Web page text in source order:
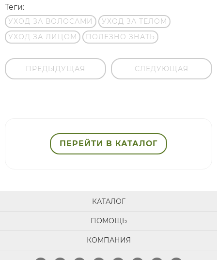
Теги:
УХОД ЗА ВОЛОСАМИ
УХОД ЗА ТЕЛОМ
УХОД ЗА ЛИЦОМ
ПОЛЕЗНО ЗНАТЬ
ПРЕДЫДУЩАЯ СЛЕДУЮЩАЯ
ПЕРЕЙТИ В КАТАЛОГ
КАТАЛОГ
ПОМОЩЬ
КОМПАНИЯ